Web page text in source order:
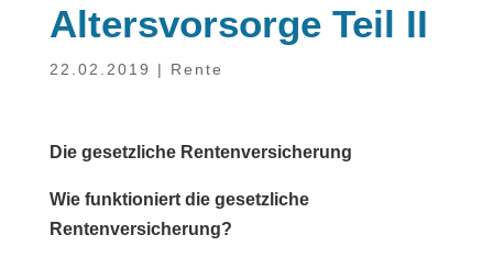
Altersvorsorge Teil II
22.02.2019 | Rente
Die gesetzliche Rentenversicherung
Wie funktioniert die gesetzliche
Rentenversicherung?